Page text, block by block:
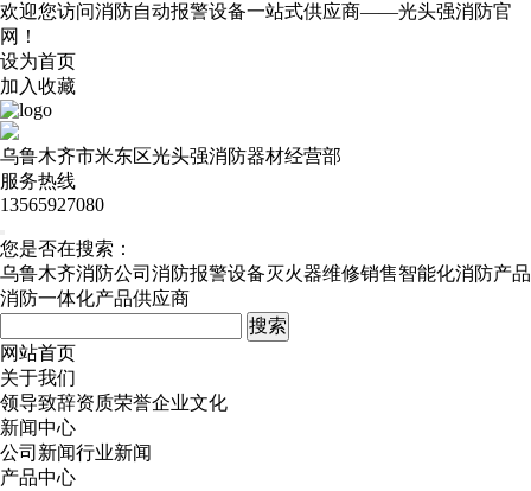
欢迎您访问消防自动报警设备一站式供应商——光头强消防官
网！
设为首页
加入收藏
乌鲁木齐市米东区光头强消防器材经营部
服务热线
13565927080
您是否在搜索：
乌鲁木齐消防公司 消防报警设备灭火器维修销售智能化消防产品
消防一体化产品供应商
网站首页
关于我们
领导致辞资质荣誉企业文化
新闻中心
公司新闻行业新闻
产品中心